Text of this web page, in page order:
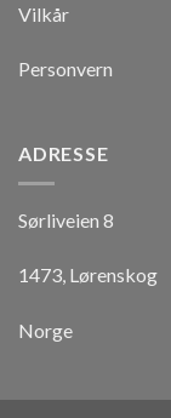
Vilkår
Personvern
ADRESSE
Sørliveien 8
1473, Lørenskog
Norge